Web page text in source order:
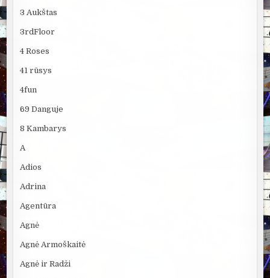
3 Aukštas
3rdFloor
4 Roses
41 rūsys
4fun
69 Danguje
8 Kambarys
A
Adios
Adrina
Agentūra
Agnė
Agnė Armoškaitė
Agnė ir Radži